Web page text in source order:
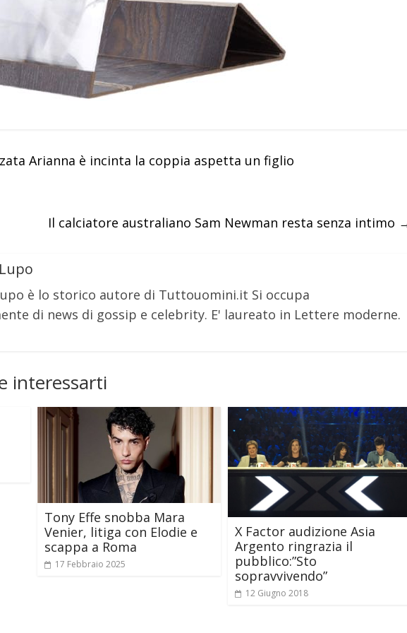
Arianna è incinta la coppia aspetta un figlio
Il calciatore australiano Sam Newman resta senza intimo
è lo storico autore di Tuttouomini.it Si occupa
di news di gossip e celebrity. E' laureato in Lettere moderne.
interessarti
Tony Effe snobba Mara
Venier, litiga con Elodie e
scappa a Roma
17 Febbraio 2025
X Factor audizione Asia
Argento ringrazia il
pubblico:”Sto
sopravvivendo”
12 Giugno 2018